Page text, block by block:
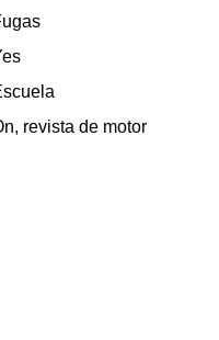
revista de motor